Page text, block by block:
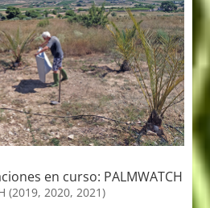
en curso: PALMWATCH
(2019, 2020, 2021)